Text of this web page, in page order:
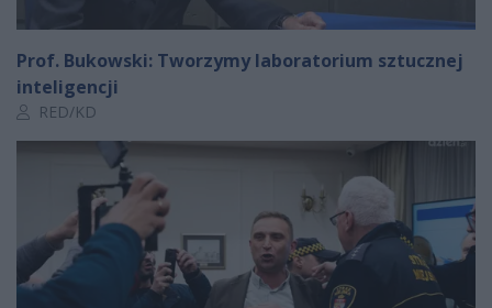
Prof. Bukowski: Tworzymy laboratorium sztucznej
inteligencji
Autor artykułu:
RED/KD